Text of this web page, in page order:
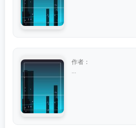
作者：